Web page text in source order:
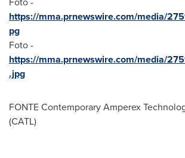
https://mma.prnewswire.com/media/
pg
Foto -
https://mma.prnewswire.com/media/
.jpg
FONTE Contemporary Amperex
(CATL)